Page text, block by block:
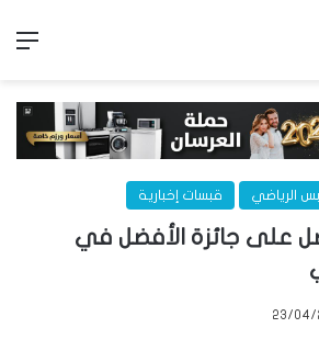
الرياضي قبسات إخبارية
على جائزة الأفضل في
23/04/